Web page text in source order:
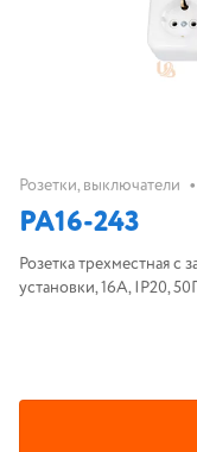
Розетки, выключатели •
РА16-243
Розетка трехместная
установки, 16А, IP20,